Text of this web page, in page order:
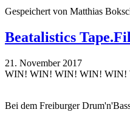
Gespeichert von Matthias
Beatalistics
21. November 2017
WIN! WIN! WIN! WIN! WIN!
Bei dem Freiburger